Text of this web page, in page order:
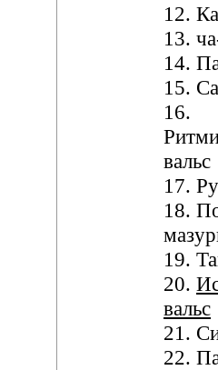
12.
13.
14.
15.
16.
вальс
17.
18.
19.
20.
вальс
21.
22.